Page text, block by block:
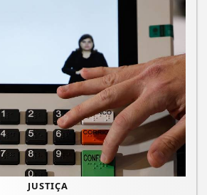
JUSTIÇA